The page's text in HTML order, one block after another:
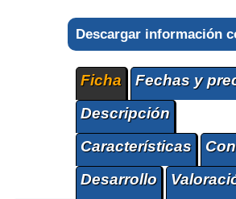
Descargar información
Ficha
Fechas y
Descripción
Características
Desarrollo